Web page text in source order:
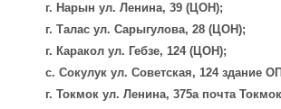
г. Нарын ул. Ленина, 39 (ЦОН);
г. Талас ул. Сарыгулова, 28 (ЦОН);
г. Каракол ул. Гебзе, 124 (ЦОН);
с. Сокулук ул. Советская, 124 здание
г. Токмок ул. Ленина, 375а почта